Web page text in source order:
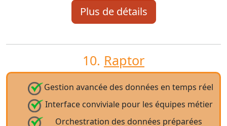
Plus de détails
10. Raptor
Gestion avancée des données en temps réel
Interface conviviale pour les équipes métier
Orchestration des données préparées